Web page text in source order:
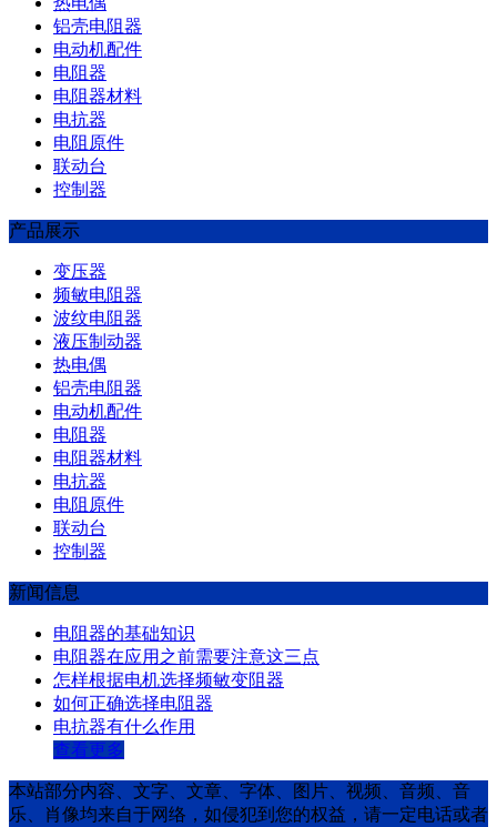
铝壳电阻器
电动机配件
电阻器
电阻器材料
电抗器
电阻原件
联动台
控制器
产品展示
变压器
频敏电阻器
波纹电阻器
液压制动器
热电偶
铝壳电阻器
电动机配件
电阻器
电阻器材料
电抗器
电阻原件
联动台
控制器
新闻信息
电阻器的基础知识
电阻器在应用之前需要注意这三点
怎样根据电机选择频敏变阻器
如何正确选择电阻器
电抗器有什么作用
查看更多
本站部分内容、文字、文章、字体、图片、视频、音频、音
乐、肖像均来自于网络，如侵犯到您的权益，请一定电话或者